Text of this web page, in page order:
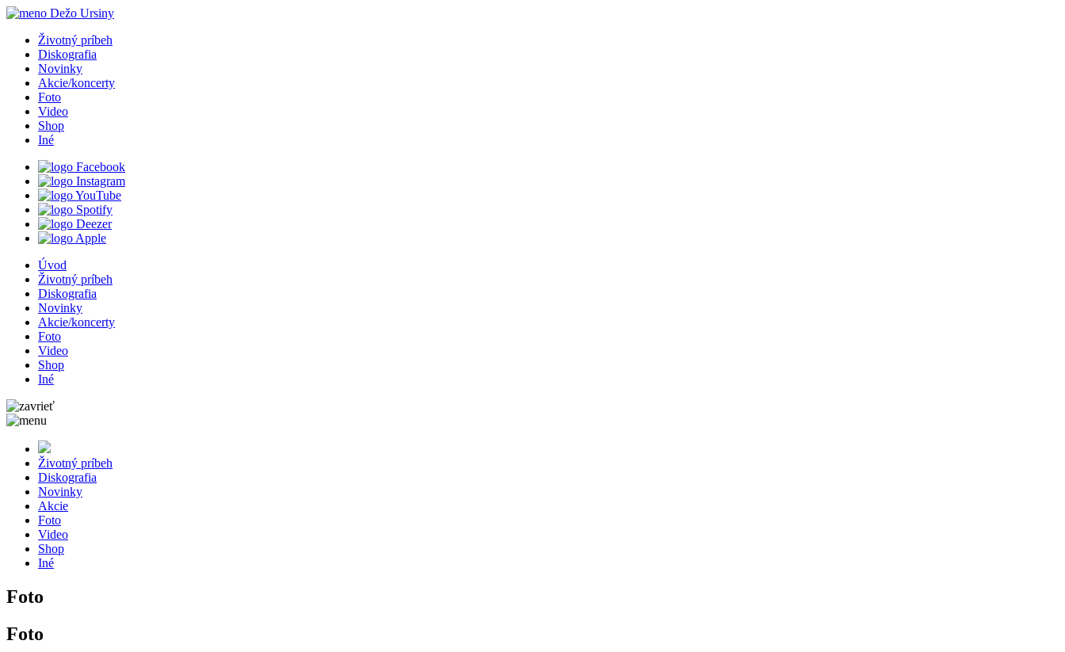
Životný príbeh
Diskografia
Novinky
Akcie/koncerty
Foto
Video
Shop
Iné
Úvod
Životný príbeh
Diskografia
Novinky
Akcie/koncerty
Foto
Video
Shop
Iné
Životný príbeh
Diskografia
Novinky
Akcie
Foto
Video
Shop
Iné
Foto
Foto